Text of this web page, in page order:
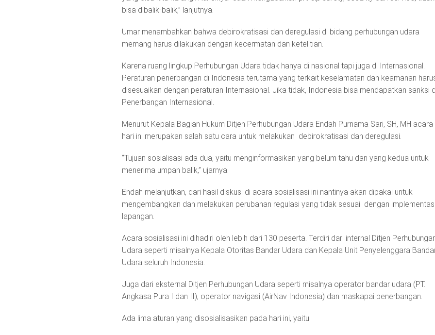
bisa dibalik-balik,” lanjutnya.
Umar menambahkan bahwa debirokratisasi dan deregulasi di bidang perhubungan udara
memang harus dilakukan dengan kecermatan dan ketelitian.
Karena ruang lingkup Perhubungan Udara tidak hanya di nasional tapi juga di Internasional.
Peraturan penerbangan di Indonesia terutama yang terkait keselamatan dan keamanan
disesuaikan dengan peraturan Internasional. Jika tidak, Indonesia bisa mendapatkan sanksi
Penerbangan Internasional.
Menurut Kepala Bagian Hukum Ditjen Perhubungan Udara Endah Purnama Sari, SH, MH acara
hari ini merupakan salah satu cara untuk melakukan debirokratisasi dan deregulasi.
“Tujuan sosialisasi ada dua, yaitu menginformasikan yang belum tahu dan yang kedua untuk
menerima umpan balik,” ujarnya.
Endah melanjutkan, dari hasil diskusi di acara sosialisasi ini nantinya akan dipakai untuk
mengembangkan dan melakukan perubahan regulasi yang tidak sesuai dengan
lapangan.
Acara sosialisasi ini dihadiri oleh lebih dari 130 peserta. Terdiri dari internal Ditjen
Udara seperti misalnya Kepala Otoritas Bandar Udara dan Kepala Unit Penyelenggara
Udara seluruh Indonesia.
Juga dari eksternal Ditjen Perhubungan Udara seperti misalnya operator bandar udara (PT.
Angkasa Pura I dan II), operator navigasi (AirNav Indonesia) dan maskapai penerbangan.
Ada lima aturan yang disosialisasikan pada hari ini, yaitu: